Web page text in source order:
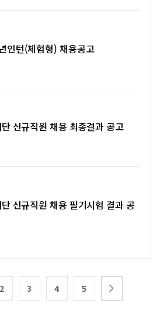
인턴(체험형) 채용공고
신규직원 채용 최종결과 공고
신규직원 채용 필기시험 결과 공
2 3 4 5